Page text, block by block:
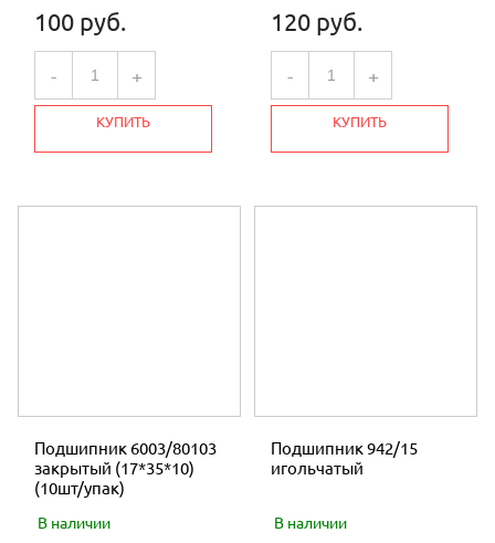
100 руб.
- +
КУПИТЬ
120 руб.
- +
КУПИТЬ
Подшипник 6003/80103
закрытый (17*35*10)
(10шт/упак)
В наличии
Подшипник 942/15
игольчатый
В наличии